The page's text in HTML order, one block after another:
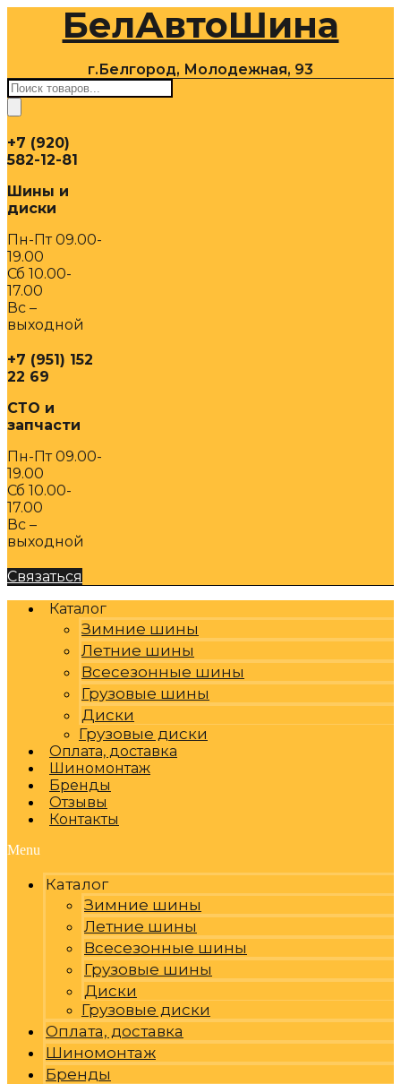
содержимомуБелАвтоШина
г.Белгород, Молодежная, 93
Поиск
товаров
+7 (920)
582-12-81
Шины и
диски
Пн-Пт 09.00-
19.00
Сб 10.00-
17.00
Вс –
выходной
+7 (951) 152
22 69
СТО и
запчасти
Пн-Пт 09.00-
19.00
Сб 10.00-
17.00
Вс –
выходной
Связаться
Каталог
Зимние шины
Летние шины
Всесезонные шины
Грузовые шины
Диски
Грузовые диски
Оплата, доставка
Шиномонтаж
Бренды
Отзывы
Контакты
Menu
Каталог
Зимние шины
Летние шины
Всесезонные шины
Грузовые шины
Диски
Грузовые диски
Оплата, доставка
Шиномонтаж
Бренды